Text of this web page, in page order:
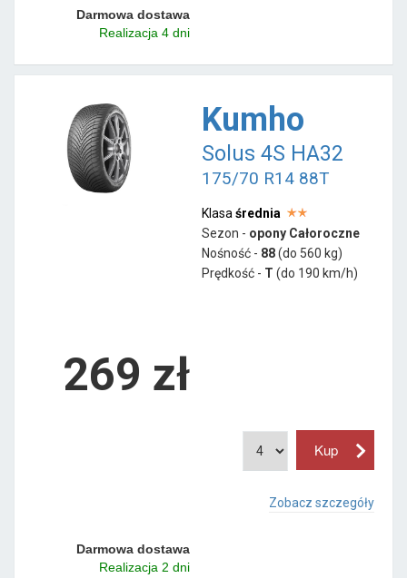
Darmowa dostawa
Realizacja 4 dni
Kumho
Solus 4S HA32
175/70 R14 88T
Klasa średnia
Sezon - opony Całoroczne
Nośność - 88(do 560 kg)
Prędkość - T (do 190 km/h)
269 zł
Zobacz szczegóły
Darmowa dostawa
Realizacja 2 dni